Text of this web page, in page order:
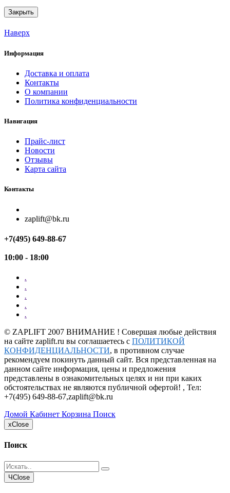
Закрыть
Наверх
Информация
Доставка и оплата
Контакты
О компании
Политика конфиденциальности
Навигация
Прайс-лист
Новости
Отзывы
Карта сайта
Контакты
zaplift@bk.ru
+7(495) 649-88-67
10:00 - 18:00
.
.
.
.
.
© ZAPLIFT 2007 ВНИМАНИЕ ! Совершая любые действия
на сайте zaplift.ru вы соглашаетесь с ПОЛИТИКОЙ
КОНФИДЕНЦИАЛЬНОСТИ, в противном случае
рекомендуем покинуть данный сайт. Вся представленная на
данном сайте информация, цены и предложения
представлены в ознакомительных целях и ни при каких
обстоятельствах не являются публичной офертой! , Тел:
+7(495) 649-88-67,zaplift@bk.ru
Домой Кабинет Корзина Поиск
xClose
Поиск
ЧClose